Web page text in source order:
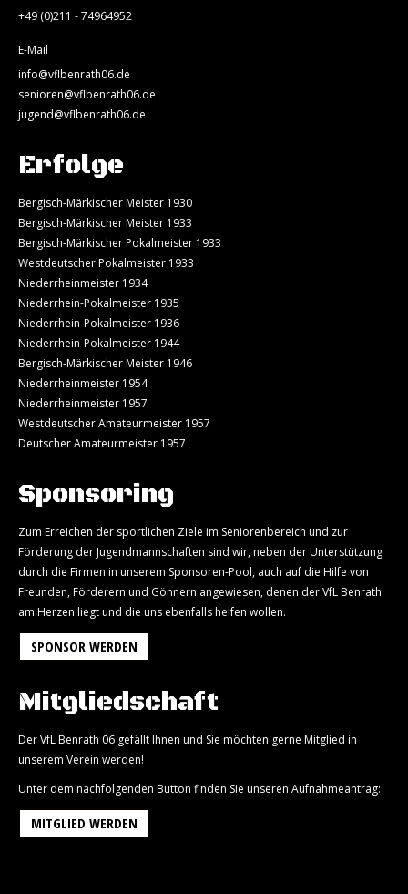
+49 (0)211 - 74964952
E-Mail
info@vflbenrath06.de
senioren@vflbenrath06.de
jugend@vflbenrath06.de
Erfolge
Bergisch-Märkischer Meister 1930
Bergisch-Märkischer Meister 1933
Bergisch-Märkischer Pokalmeister 1933
Westdeutscher Pokalmeister 1933
Niederrheinmeister 1934
Niederrhein-Pokalmeister 1935
Niederrhein-Pokalmeister 1936
Niederrhein-Pokalmeister 1944
Bergisch-Märkischer Meister 1946
Niederrheinmeister 1954
Niederrheinmeister 1957
Westdeutscher Amateurmeister 1957
Deutscher Amateurmeister 1957
Sponsoring
Zum Erreichen der sportlichen Ziele im Seniorenbereich und zur
Förderung der Jugendmannschaften sind wir, neben der Unterstützung
durch die Firmen in unserem Sponsoren-Pool, auch auf die Hilfe von
Freunden, Förderern und Gönnern angewiesen, denen der VfL Benrath
am Herzen liegt und die uns ebenfalls helfen wollen.
SPONSOR WERDEN
Mitgliedschaft
Der VfL Benrath 06 gefällt Ihnen und Sie möchten gerne Mitglied in
unserem Verein werden!
Unter dem nachfolgenden Button finden Sie unseren Aufnahmeantrag:
MITGLIED WERDEN